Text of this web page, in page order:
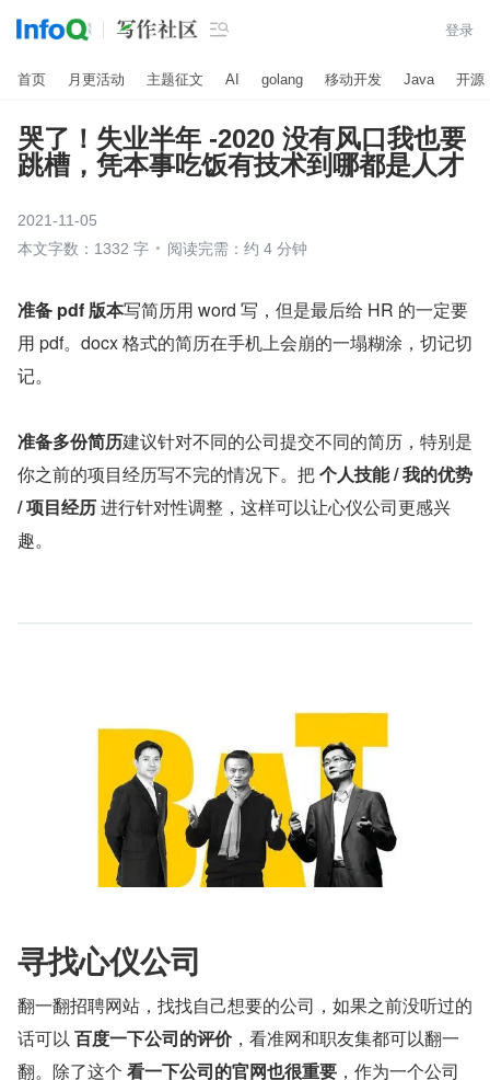
 登录
首页 月更活动 主题征文 AI golang 移动开发 Java 开源
哭了！失业半年 -2020 没有风口我也要
跳槽，凭本事吃饭有技术到哪都是人才
2021-11-05
本文字数：1332 字
阅读完需：约 4 分钟
准备 pdf 版本写简历用 word 写，但是最后给 HR 的一定要
用 pdf。docx 格式的简历在手机上会崩的一塌糊涂，切记切
记。
准备多份简历建议针对不同的公司提交不同的简历，特别是
你之前的项目经历写不完的情况下。把 个人技能 / 我的优势
/ 项目经历 进行针对性调整，这样可以让心仪公司更感兴
趣。
寻找心仪公司
翻一翻招聘网站，找找自己想要的公司，如果之前没听过的
话可以 百度一下公司的评价，看准网和职友集都可以翻一
翻。除了这个 看一下公司的官网也很重要 ，作为一个公司